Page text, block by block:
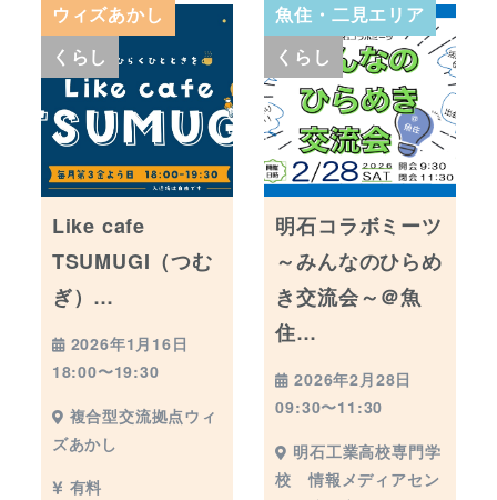
ウィズあかし
くらし
Like cafe
TSUMUGI（つむ
ぎ）…
2026年1月16日
18:00〜19:30
複合型交流拠点ウィ
ズあかし
有料
魚住・二見エリア
くらし
明石コラボミーツ
～みんなのひらめ
き交流会～＠魚
住…
2026年2月28日
09:30〜11:30
明石工業高校専門学
校 情報メディアセン